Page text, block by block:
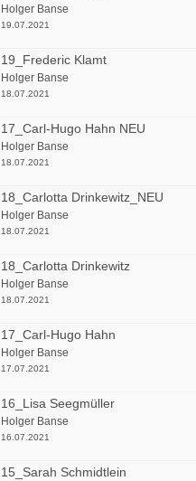
Holger Banse
19.07.2021
19_Frederic Klamt
Holger Banse
18.07.2021
17_Carl-Hugo Hahn NEU
Holger Banse
18.07.2021
18_Carlotta Drinkewitz_NEU
Holger Banse
18.07.2021
18_Carlotta Drinkewitz
Holger Banse
18.07.2021
17_Carl-Hugo Hahn
Holger Banse
17.07.2021
16_Lisa Seegmüller
Holger Banse
16.07.2021
15_Sarah Schmidtlein